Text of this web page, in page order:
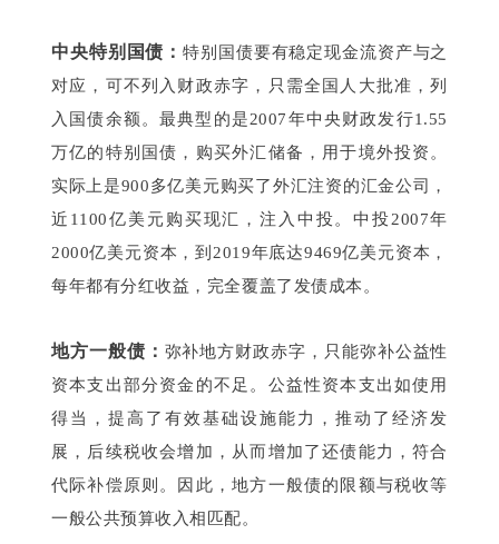
中央特别国债：特别国债要有稳定现金流资产与之
对应，可不列入财政赤字，只需全国人大批准，列
入国债余额。最典型的是2007年中央财政发行1.55
万亿的特别国债，购买外汇储备，用于境外投资。
实际上是900多亿美元购买了外汇注资的汇金公司，
近1100亿美元购买现汇，注入中投。中投2007年
2000亿美元资本，到2019年底达9469亿美元资本，
每年都有分红收益，完全覆盖了发债成本。
地方一般债： 弥补地方财政赤字，只能弥补公益性
资本支出部分资金的不足。公益性资本支出如使用
得当，提高了有效基础设施能力，推动了经济发
展，后续税收会增加，从而增加了还债能力，符合
代际补偿原则。因此，地方一般债的限额与税收等
一般公共预算收入相匹配。